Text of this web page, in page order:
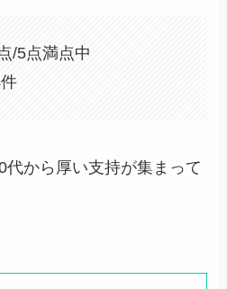
/5点満点中
から厚い支持が集まって